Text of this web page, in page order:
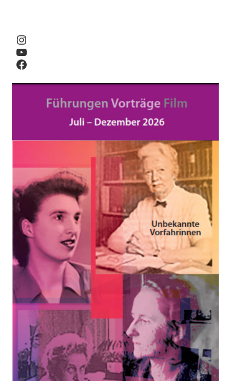
Instagram
YouTube
Facebook